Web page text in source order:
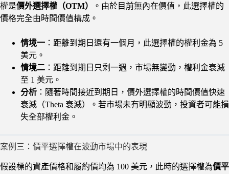
權是價外選擇權（OTM）
。由於目前無內在價值，此選擇權的
價格完全由時間價值構成。
情境一 ：距離到期日還有一個月，此選擇權的權利金為 5
美元。
情境二 ：距離到期日只剩一週，市場無變動，權利金衰減
至 1 美元。
分析 ：隨著時間接近到期日，價外選擇權的時間價值快速
衰減（Theta 衰減）。若市場未有明顯波動，投資者可能損
失全部權利金。
案例三：價平選擇權在波動市場中的表現
假設標的資產價格和履約價均為 100 美元，此時的選擇權為價平